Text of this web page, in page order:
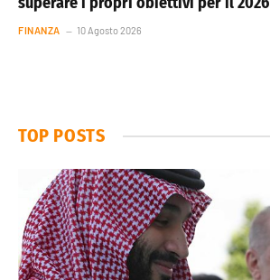
FINANZA 10 Agosto 2026
TOP POSTS